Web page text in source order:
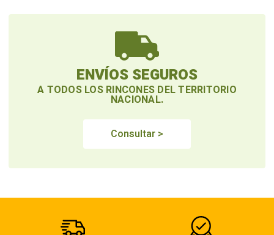
ENVÍOS SEGUROS
A TODOS LOS RINCONES DEL TERRITORIO
NACIONAL.
Consultar >